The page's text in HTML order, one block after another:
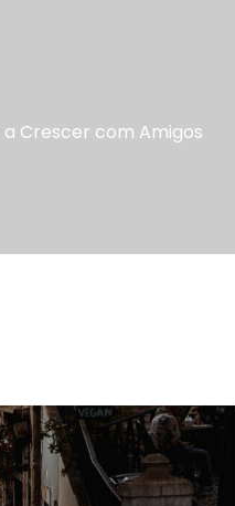
a Crescer com Amigos